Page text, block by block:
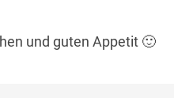
und guten Appetit 🙂